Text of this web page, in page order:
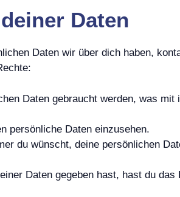
Daten
Daten wir über dich haben,
Daten gebraucht werden, was
persönliche Daten einzusehen.
du wünscht, deine persönlichen
Daten gegeben hast, hast du